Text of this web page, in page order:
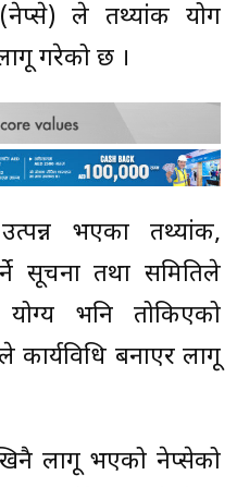
ले तथ्यांक प्रयोग
गरेको छ ।
भएका तथ्यांक,
सूचना तथा समितिले
भनि तोकिएको
कार्यविधि बनाएर लागू
लागू भएको नेप्सेको